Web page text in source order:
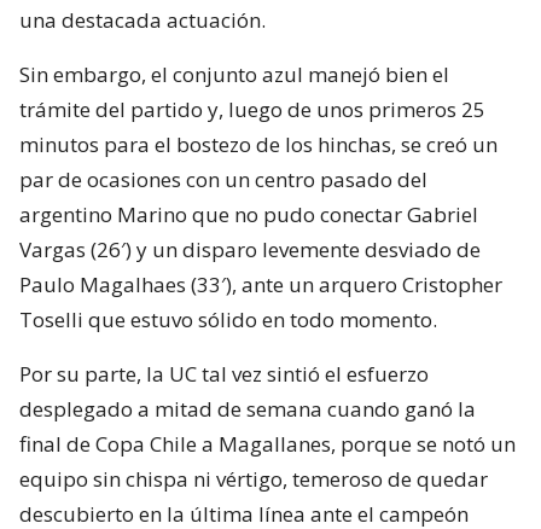
una destacada actuación.
Sin embargo, el conjunto azul manejó bien el
trámite del partido y, luego de unos primeros 25
minutos para el bostezo de los hinchas, se creó un
par de ocasiones con un centro pasado del
argentino Marino que no pudo conectar Gabriel
Vargas (26′) y un disparo levemente desviado de
Paulo Magalhaes (33′), ante un arquero Cristopher
Toselli que estuvo sólido en todo momento.
Por su parte, la UC tal vez sintió el esfuerzo
desplegado a mitad de semana cuando ganó la
final de Copa Chile a Magallanes, porque se notó un
equipo sin chispa ni vértigo, temeroso de quedar
descubierto en la última línea ante el campeón